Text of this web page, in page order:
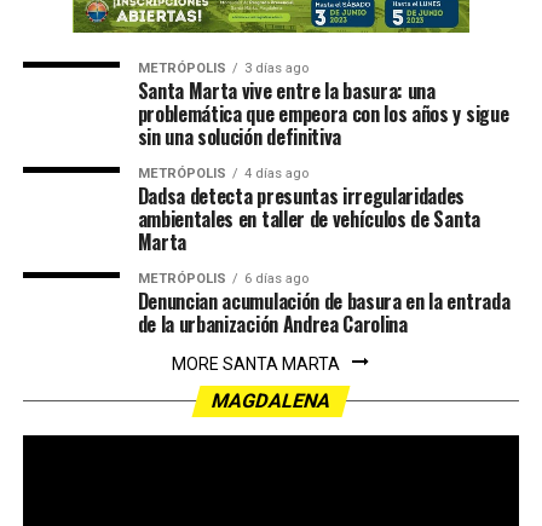
METRÓPOLIS 3 días ago
Santa Marta vive entre la basura: una
problemática que empeora con los años y sigue
sin una solución definitiva
METRÓPOLIS 4 días ago
Dadsa detecta presuntas irregularidades
ambientales en taller de vehículos de Santa
Marta
METRÓPOLIS 6 días ago
Denuncian acumulación de basura en la entrada
de la urbanización Andrea Carolina
MORE SANTA MARTA
MAGDALENA